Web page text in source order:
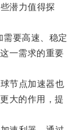
潜力值得探
要高速、稳定
一需求的重要
节点加速器也
大的作用，提